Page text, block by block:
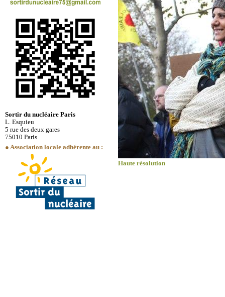
Sortir du nucléaire Paris
L. Esquieu
5 rue des deux gares
75010 Paris
● Association locale adhérente au :
Haute résolution